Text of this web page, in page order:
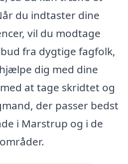
du indtaster dine
vil du modtage
fra dygtige fagfolk,
dig med dine
at tage skridtet og
der passer bedst
i Marstrup og i de